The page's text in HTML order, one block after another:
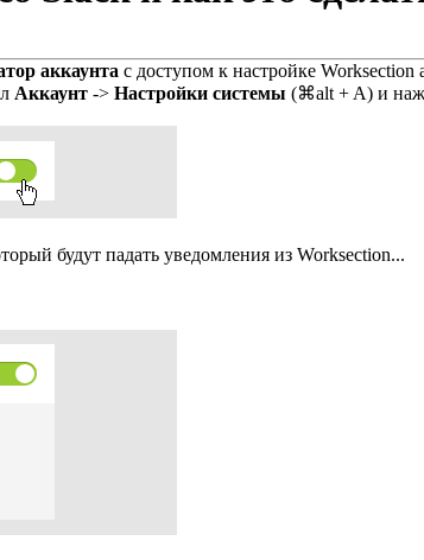
аккаунта с доступом к настройке Worksection
Аккаунт -> Настройки системы (⌘alt + A) и
будут падать уведомления из Worksection...